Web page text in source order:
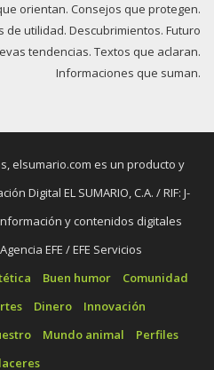
orientan. Consejos que protegen.
de utilidad. Descubrimientos. Futuro
tendencias. Textos que aclaran.
Informaciones que suman.
elsumario.com es un producto y
Digital EL SUMARIO, C.A. / RIF: J-
y contenidos digitales
EFE / EFE Servicios
Buen humor
Comunidad
Dinero
Innovación
Mundo animal
Perfiles